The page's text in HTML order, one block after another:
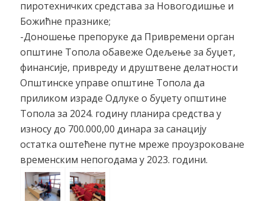
пиротехничких средстава за Новогодишње и
Божићне празнике;
-Доношење препоруке да Привремени орган
општине Топола обавеже Одељење за буџет,
финансије, привреду и друштвене делатности
Општинске управе општине Топола да
приликом израде Одлуке о буџету општине
Топола за 2024. годину планира средства у
износу до 700.000,00 динара за санацију
остатка оштећене путне мреже проузроковане
временским непогодама у 2023. години.